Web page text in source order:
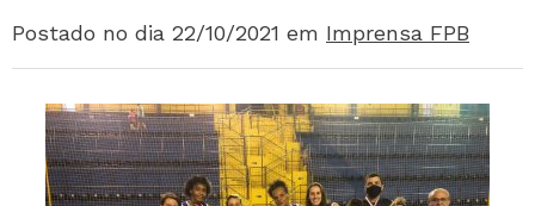
Postado no dia 22/10/2021 em Imprensa FPB